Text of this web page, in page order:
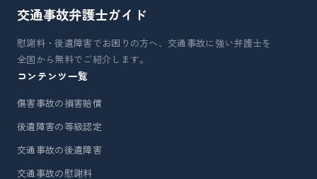
交通事故弁護士ガイド
慰謝料・後遺障害でお困りの方へ、交通事故に強い弁護士を
全国から無料でご紹介します。
コンテンツ一覧
傷害事故の損害賠償
後遺障害の等級認定
交通事故の後遺障害
交通事故の慰謝料